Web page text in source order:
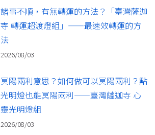
諸事不順，有無轉運的方法？「臺灣薩迦
寺 轉運超渡燈組」——最速效轉運的方
法
2026/08/03
冥陽兩利意思？如何做可以冥陽兩利？點
光明燈也能冥陽兩利——臺灣薩迦寺 心
靈光明燈組
2026/08/03